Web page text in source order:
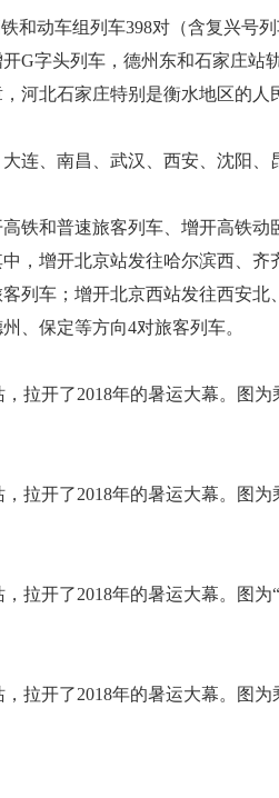
和动车组列车398对（含复兴号
G字头列车，德州东和石家庄站
河北石家庄特别是衡水地区的人
连、南昌、武汉、西安、沈阳、
铁和普速旅客列车、增开高铁动
，增开北京站发往哈尔滨西、齐
列车；增开北京西站发往西安北
、保定等方向4对旅客列车。
拉开了2018年的暑运大幕。图为
拉开了2018年的暑运大幕。图为
拉开了2018年的暑运大幕。图为
拉开了2018年的暑运大幕。图为